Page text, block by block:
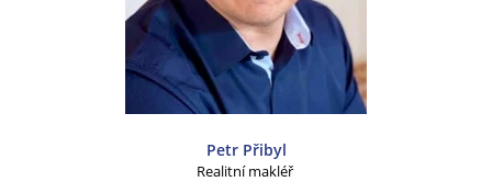
Petr Přibyl
Realitní makléř